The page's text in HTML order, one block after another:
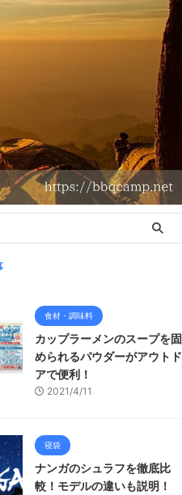
食材・調味料
カップラーメンのスープを固
められるパウダーがアウトド
アで便利！
2021/4/11
寝袋
ナンガのシュラフを徹底比
較！モデルの違いも説明！